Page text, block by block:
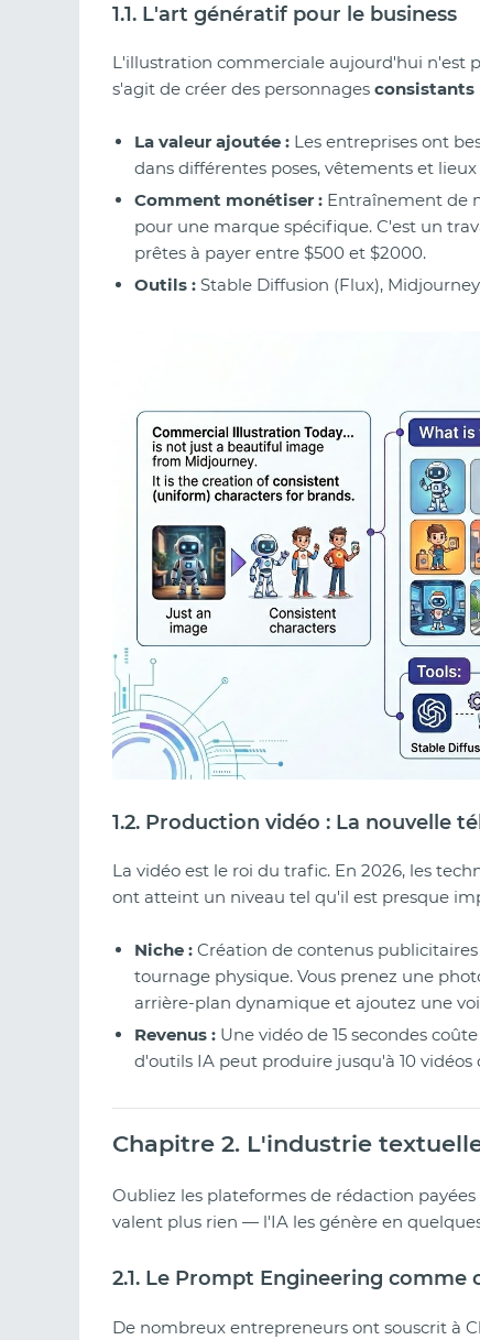
1.1. L'art génératif pour le business
L'illustration commerciale aujourd'hui n'est
s'agit de créer des personnages consistants
La valeur ajoutée : Les entreprises ont
dans différentes poses, vêtements et
Comment monétiser : Entraînement de
pour une marque spécifique. C'est un
prêtes à payer entre $500 et $2000.
Outils : Stable Diffusion (Flux),
1.2. Production vidéo : La nouvelle
La vidéo est le roi du trafic. En 2026, les
ont atteint un niveau tel qu'il est presque
Niche : Création de contenus
tournage physique. Vous prenez une
arrière-plan dynamique et ajoutez une
Revenus : Une vidéo de 15 secondes
d'outils IA peut produire jusqu'à 10 vidéos
Chapitre 2. L'industrie
Oubliez les plateformes de rédaction
valent plus rien — l'IA les génère en
2.1. Le Prompt Engineering comme
De nombreux entrepreneurs ont souscrit à